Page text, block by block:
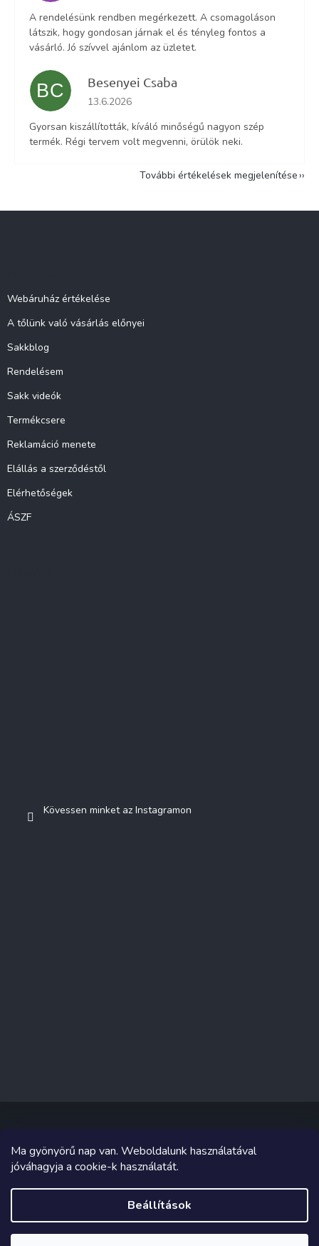
Ma gyönyörű nap van. Weboldalunk használatával
jóváhagyja a cookie-k használatát.
Beállítások
A rendelésünk rendben megérkezett. A csomagoláson
látszik, hogy gondosan járnak el és tényleg fontos a
vásárló. Jó szívvel ajánlom az üzletet.
BC Besenyei Csaba
Az áruház értékelése 5-ből 5 csillag.
13.6.2026
Gyorsan kiszállították, kíváló minőségű nagyon szép
termék. Régi tervem volt megvenni, örülök neki.
További értékelések megjelenítése
Webáruház értékelése
A tőlünk való vásárlás előnyei
Sakkblog
Rendelésem
Sakk videók
Termékcsere
Reklamáció menete
Elállás a szerződéstől
Elérhetőségek
ÁSZF
Kövessen minket az Instagramon
Copyright 2026 Sakküzlet. Minden jog fenntartva.
Grafika és megvalósítás innen Tomáš Hlad&Shoptetak.cz.
Shoptet készítette